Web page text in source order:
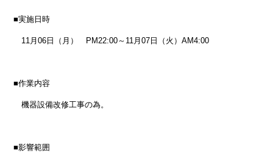
■実施日時
11月06日（月） PM22:00～11月07日（火）AM4:00
■作業内容
機器設備改修工事の為。
■影響範囲